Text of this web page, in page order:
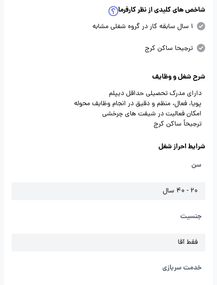
شاخص های کلیدی از نظر کارفرما
1 سال سابقه کار در گروه شغلی مشابه
ترجیحا ساکن کرج
شرح شغل و وظایف
دارای مدرک تحصیلی حداقل دیپلم
پویا، فعال، منظم و دقیق در انجام وظایف محوله
امکان فعالیت در شیفت های چرخشی
ترجیحاً ساکن کرج
شرایط احراز شغل
سن
20 - 40 سال
جنسیت
فقط آقا
خدمت سربازی